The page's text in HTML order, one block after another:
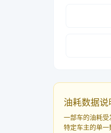
油耗数据说
一部车的油耗
特定车主的单一